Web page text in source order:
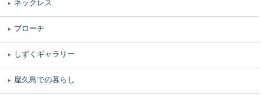
ネックレス
ブローチ
しずくギャラリー
屋久島での暮らし